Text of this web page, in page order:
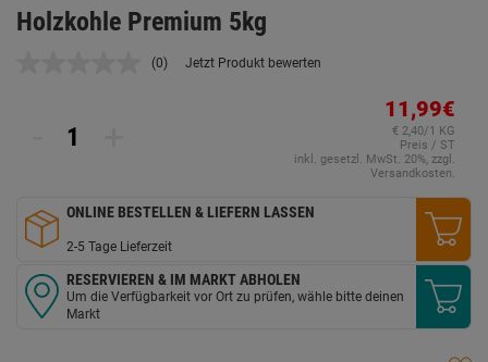
Holzkohle Premium 5kg
Kein
(0) Jetzt Produkt bewerten
11,99€
€ 2,40/1 KG
Preis / ST
inkl. gesetzl. MwSt. 20%, zzgl.
Versandkosten.
ONLINE BESTELLEN & LIEFERN LASSEN
2-5 Tage Lieferzeit
RESERVIEREN & IM MARKT ABHOLEN
Um die Verfügbarkeit vor Ort zu prüfen, wähle bitte deinen
Markt